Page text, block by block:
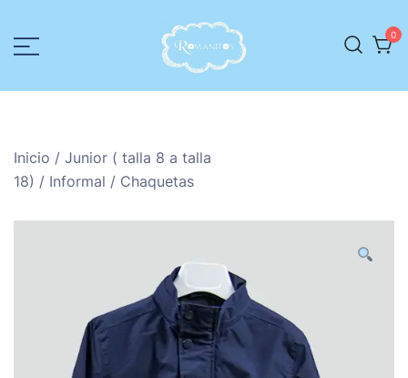
Romanitos
Ropa para niños
0
Inicio / Junior ( talla 8 a talla
18) / Informal / Chaquetas